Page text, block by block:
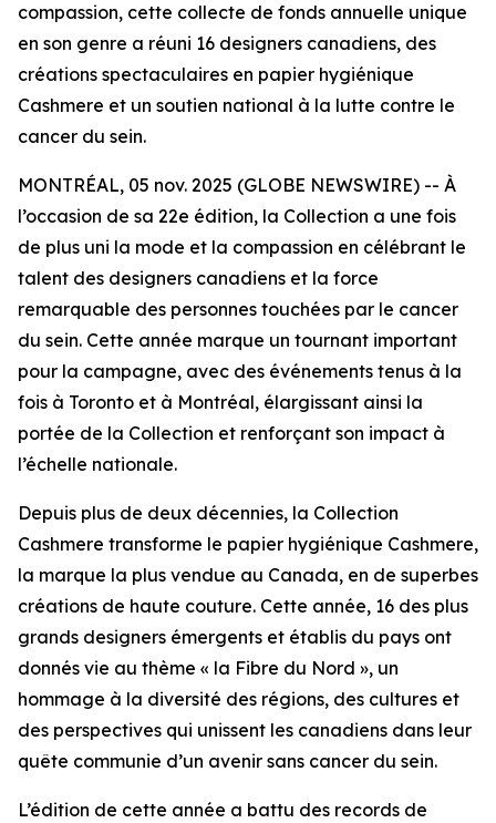
compassion, cette collecte de fonds annuelle unique
en son genre a réuni 16 designers canadiens, des
créations spectaculaires en papier hygiénique
Cashmere et un soutien national à la lutte contre le
cancer du sein.
MONTRÉAL, 05 nov. 2025 (GLOBE NEWSWIRE) -- À
l’occasion de sa 22e édition, la Collection a une fois
de plus uni la mode et la compassion en célébrant le
talent des designers canadiens et la force
remarquable des personnes touchées par le cancer
du sein. Cette année marque un tournant important
pour la campagne, avec des événements tenus à la
fois à Toronto et à Montréal, élargissant ainsi la
portée de la Collection et renforçant son impact à
l’échelle nationale.
Depuis plus de deux décennies, la Collection
Cashmere transforme le papier hygiénique Cashmere,
la marque la plus vendue au Canada, en de superbes
créations de haute couture. Cette année, 16 des plus
grands designers émergents et établis du pays ont
donnés vie au thème « la Fibre du Nord », un
hommage à la diversité des régions, des cultures et
des perspectives qui unissent les canadiens dans leur
quête communie d’un avenir sans cancer du sein.
L’édition de cette année a battu des records de